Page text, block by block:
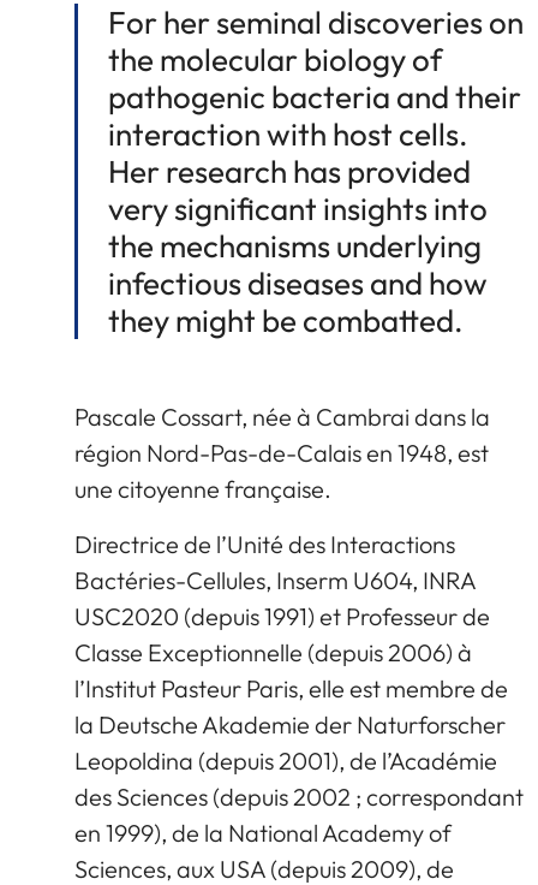
For her seminal discoveries on
the molecular biology of
pathogenic bacteria and their
interaction with host cells.
Her research has provided
very significant insights into
the mechanisms underlying
infectious diseases and how
they might be combatted.
Pascale Cossart, née à Cambrai dans la
région Nord-Pas-de-Calais en 1948, est
une citoyenne française.
Directrice de l’Unité des Interactions
Bactéries-Cellules, Inserm U604, INRA
USC2020 (depuis 1991) et Professeur de
Classe Exceptionnelle (depuis 2006) à
l’Institut Pasteur Paris, elle est membre de
la Deutsche Akademie der Naturforscher
Leopoldina (depuis 2001), de l’Académie
des Sciences (depuis 2002 ; correspondant
en 1999), de la National Academy of
Sciences, aux USA (depuis 2009), de